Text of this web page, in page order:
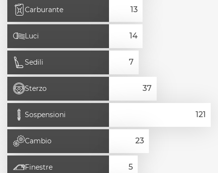
Carburante
Luci
Sedili
Sterzo
Sospensioni
Cambio
Finestre